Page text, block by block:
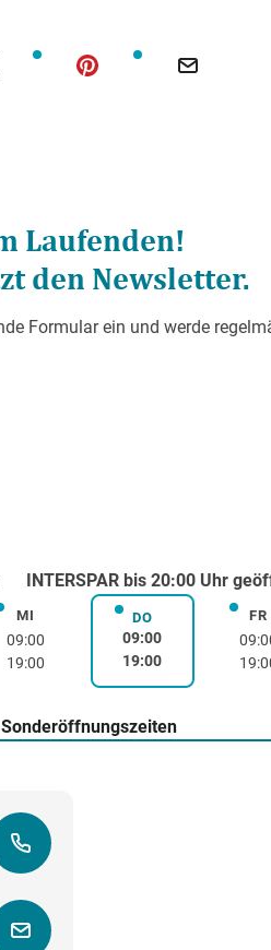
INTERSPAR bis 20:00 Uhr
MIMittwoch
09:00
19:00
DODonnerstag
09:00
19:00
FR
Sonderöffnungszeiten